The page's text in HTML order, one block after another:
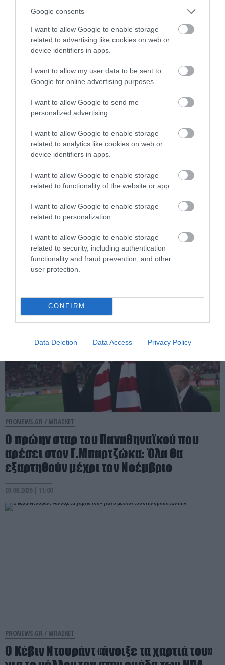
Google consents
I want to allow Google to enable storage
related to advertising like cookies on web or
device identifiers in apps.
I want to allow my user data to be sent to
Google for online advertising purposes.
I want to allow Google to send me
personalized advertising.
I want to allow Google to enable storage
related to analytics like cookies on web or
device identifiers in apps.
I want to allow Google to enable storage
related to functionality of the website or app.
I want to allow Google to enable storage
related to personalization.
I want to allow Google to enable storage
related to security, including authentication
functionality and fraud prevention, and other
user protection.
CONFIRM
Data Deletion Data Access Privacy Policy
πραγματική αιτία θανάτου του πρώην
σταρ του ΝΒΑ
08.08.2026 | 07:50
Ο Κέβιν Ντουράντ εκθείασε τον
πραγματικά, θα ήταν ο κορυφαίος όλων
των εποχών»
PRONEWS.GR / ΜΠΑΣΚΕΤ
Ο πρώην σταρ του Παναθηναϊκού που
αρέσει στον Γ.Μπαρτζώκα: Όλα θα
εξαρτηθούν μέχρι τον Νοέμβριο
03.08.2026 | 11:00
PRONEWS.GR / ΜΠΑΣΚΕΤ
Ο Κέβιν Ντουράντ «άνοιξε τα χαρτιά του»